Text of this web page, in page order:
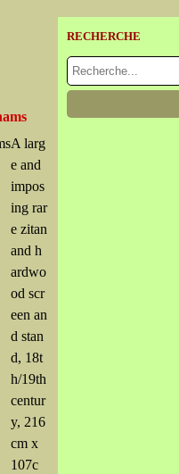
A larg
e and
impos
ing rar
e zitan
and h
ardwo
od scr
een an
d stan
d, 18t
h/19th
centur
y, 216
cm x
107c
RECHERCHE